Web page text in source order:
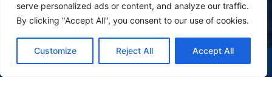
serve personalized ads or content, and analyze our traffic.
By clicking "Accept All", you consent to our use of cookies.
Customize Reject All Accept All
(47) 9 9977-7630